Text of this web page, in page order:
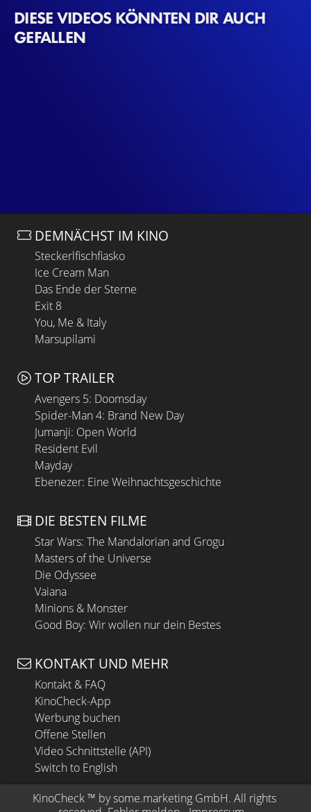
DIESE VIDEOS KÖNNTEN DIR AUCH
GEFALLEN
DEMNÄCHST IM KINO
Steckerlfischfiasko
Ice Cream Man
Das Ende der Sterne
Exit 8
You, Me & Italy
Marsupilami
TOP TRAILER
Avengers 5: Doomsday
Spider-Man 4: Brand New Day
Jumanji: Open World
Resident Evil
Mayday
Ebenezer: Eine Weihnachtsgeschichte
DIE BESTEN FILME
Star Wars: The Mandalorian and Grogu
Masters of the Universe
Die Odyssee
Vaiana
Minions & Monster
Good Boy: Wir wollen nur dein Bestes
KONTAKT UND MEHR
Kontakt & FAQ
KinoCheck-App
Werbung buchen
Offene Stellen
Video Schnittstelle (API)
Switch to English
KinoCheck ™ by some.marketing GmbH. All rights